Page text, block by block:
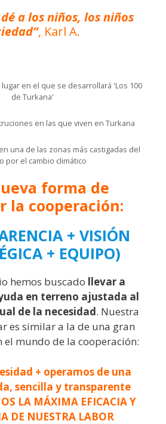
dé a los niños, los niños
, Karl A.
en el que se desarrollará 'Los 100
de Turkana'
en las que viven en Turkana
una de las zonas más castigadas del
por el cambio climático
forma de
la cooperación:
+ VISIÓN
+ EQUIPO)
hemos buscado llevar a
en terreno ajustada al
de la necesidad. Nuestra
es similar a la de una gran
el mundo de la cooperación:
+ operamos de una
sencilla y transparente
LA MÁXIMA EFICACIA Y
DE NUESTRA LABOR